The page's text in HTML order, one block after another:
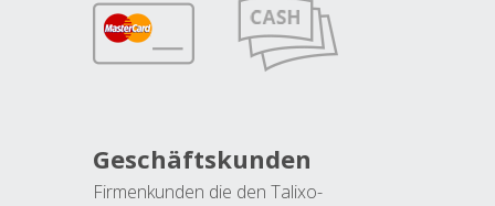
Geschäftskunden
Firmenkunden die den Talixo-